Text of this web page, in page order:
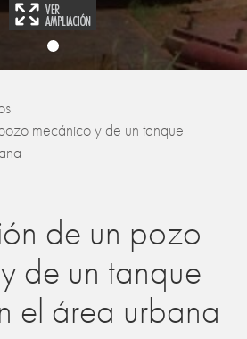
mecánico y de un tanque
de un pozo
de un tanque
el área urbana